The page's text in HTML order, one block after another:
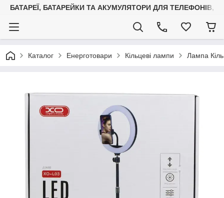
БАТАРЕЇ, БАТАРЕЙКИ ТА АКУМУЛЯТОРИ ДЛЯ ТЕЛЕФОНІВ,
Каталог Енерготовари Кільцеві лампи Лампа